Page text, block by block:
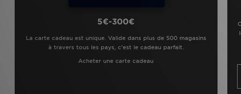
5€-300€
La carte cadeau est unique. Valide dans plus de 500 magasins
à travers tous les pays, c'est le cadeau parfait.
Acheter une carte cadeau